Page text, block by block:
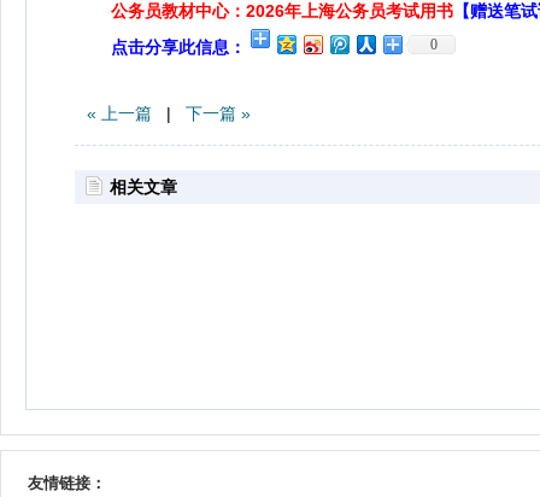
公务员教材中心：2026年上海公务员考试用书 【赠送笔
点击分享此信息：
0
« 上一篇 | 下一篇 »
相关文章
友情链接：